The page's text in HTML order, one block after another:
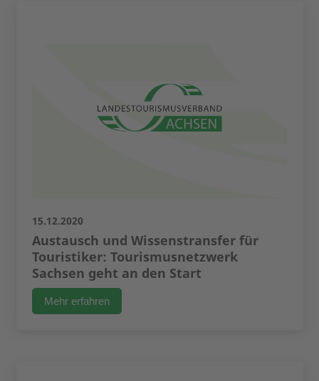
15.12.2020
Austausch und Wissenstransfer für
Touristiker: Tourismusnetzwerk
Sachsen geht an den Start
Mehr erfahren